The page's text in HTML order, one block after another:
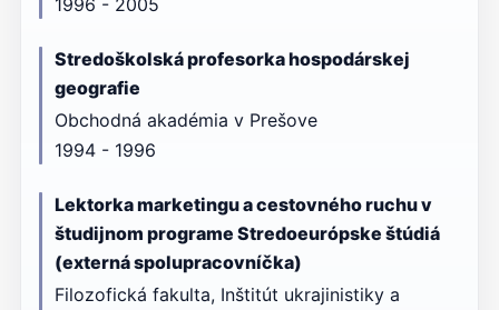
1996 - 2005
Stredoškolská profesorka hospodárskej
geografie
Obchodná akadémia v Prešove
1994 - 1996
Lektorka marketingu a cestovného ruchu v
študijnom programe Stredoeurópske štúdiá
(externá spolupracovníčka)
Filozofická fakulta, Inštitút ukrajinistiky a